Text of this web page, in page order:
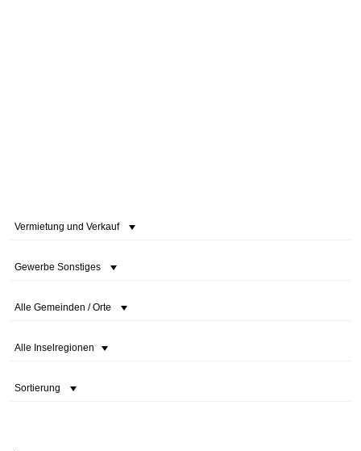
Vermietung und Verkauf
Gewerbe Sonstiges
Alle Gemeinden / Orte
Alle Inselregionen
Sortierung